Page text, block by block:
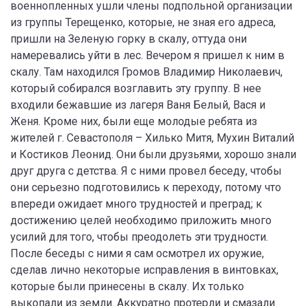
военнопленных ушли члены подпольной организации
из группы Терещенко, которые, не зная его адреса,
пришли на Зеленую горку в скалу, оттуда они
намеревались уйти в лес. Вечером я пришел к ним в
скалу. Там находился Громов Владимир Николаевич,
который собирался возглавить эту группу. В нее
входили бежавшие из лагеря Ваня Белый, Вася и
Женя. Кроме них, были еще молодые ребята из
жителей г. Севастополя – Хилько Митя, Мухин Виталий
и Костиков Леонид. Они были друзьями, хорошо знали
друг друга с детства. Я с ними провел беседу, чтобы
они серьезно подготовились к переходу, потому что
впереди ожидает много трудностей и преград; к
достижению целей необходимо приложить много
усилий для того, чтобы преодолеть эти трудности.
После беседы с ними я сам осмотрел их оружие,
сделав лично некоторые исправления в винтовках,
которые были принесены в скалу. Их только
выкопали из земли. Аккуратно протерли и смазали